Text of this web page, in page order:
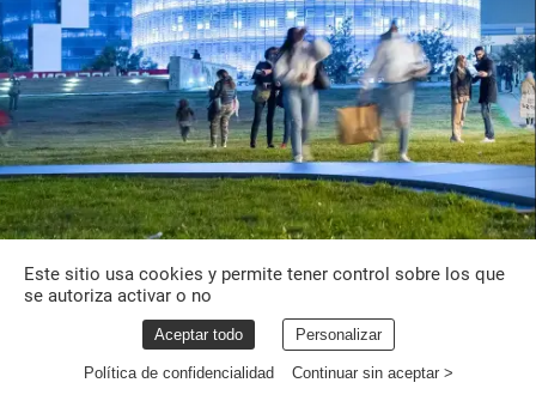
Este sitio usa cookies y permite tener control sobre los que
se autoriza activar o no
Aceptar todo Personalizar
Política de confidencialidad Continuar sin aceptar >